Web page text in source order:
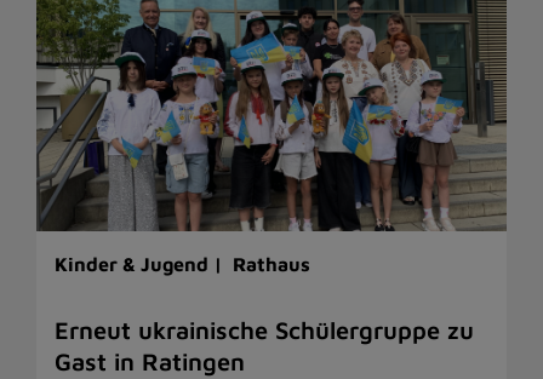
Kinder & Jugend | Rathaus
Erneut ukrainische Schülergruppe zu
Gast in Ratingen